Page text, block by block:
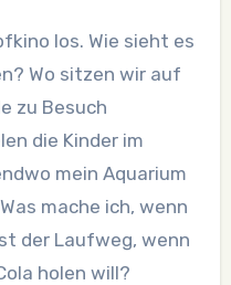
los. Wie sieht es
Wo sitzen wir auf
zu Besuch
die Kinder im
mein Aquarium
mache ich, wenn
der Laufweg, wenn
holen will?